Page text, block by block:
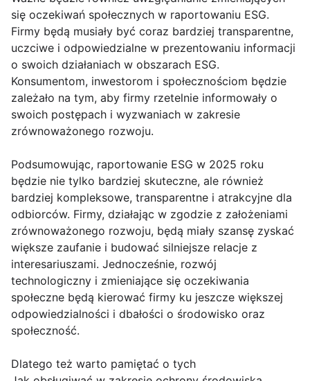
się oczekiwań społecznych w raportowaniu ESG.
Firmy będą musiały być coraz bardziej transparentne,
uczciwe i odpowiedzialne w prezentowaniu informacji
o swoich działaniach w obszarach ESG.
Konsumentom, inwestorom i społecznościom będzie
zależało na tym, aby firmy rzetelnie informowały o
swoich postępach i wyzwaniach w zakresie
zrównoważonego rozwoju.
Podsumowując, raportowanie ESG w 2025 roku
będzie nie tylko bardziej skuteczne, ale również
bardziej kompleksowe, transparentne i atrakcyjne dla
odbiorców. Firmy, działając w zgodzie z założeniami
zrównoważonego rozwoju, będą miały szansę zyskać
większe zaufanie i budować silniejsze relacje z
interesariuszami. Jednocześnie, rozwój
technologiczny i zmieniające się oczekiwania
społeczne będą kierować firmy ku jeszcze większej
odpowiedzialności i dbałości o środowisko oraz
społeczność.
Dlatego też warto pamiętać o tych